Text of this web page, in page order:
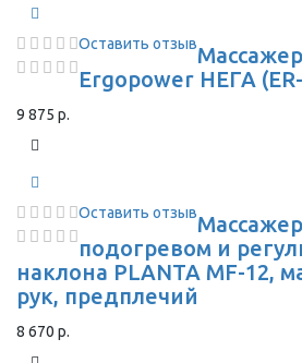
Оставить отзыв
Ergopower НЕГА
9 875 р.
Оставить отзыв
подогревом и
наклона PLANTA MF-12,
рук, предплечий
8 670 р.